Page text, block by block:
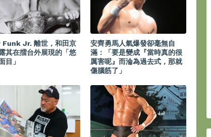
Funk Jr. 離世，和田京
其在擂台外展現的「悠
目」
安齊勇馬人氣爆發卻毫無自
滿：「要是變成『當時真的很
厲害呢』而淪為過去式，那就
傷腦筋了」